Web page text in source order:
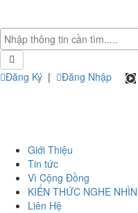
Đăng Ký | Đăng Nhập
Giới Thiệu
Tin tức
Vì Cộng Đồng
KIẾN THỨC NGHE NHÌN
Liên Hệ